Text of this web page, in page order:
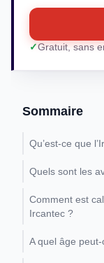
Gratuit, sans
Sommaire
Qu’est-ce que
Quels sont les
Comment est
Ircantec ?
A quel âge